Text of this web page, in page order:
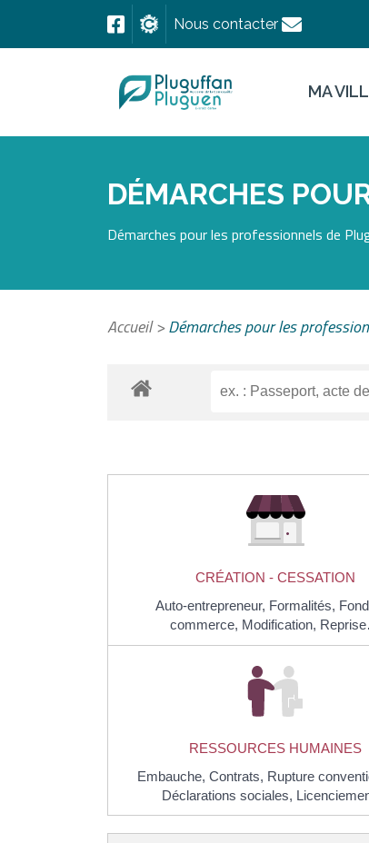
Nous contacter
MA
DÉMARCHES
Démarches pour les professionnels de
Accueil>Démarches pour les
CRÉATION - CESSATION
Auto-entrepreneur, Formalités,
commerce, Modification,
RESSOURCES HUMAINES
Embauche, Contrats, Rupture
Déclarations sociales,